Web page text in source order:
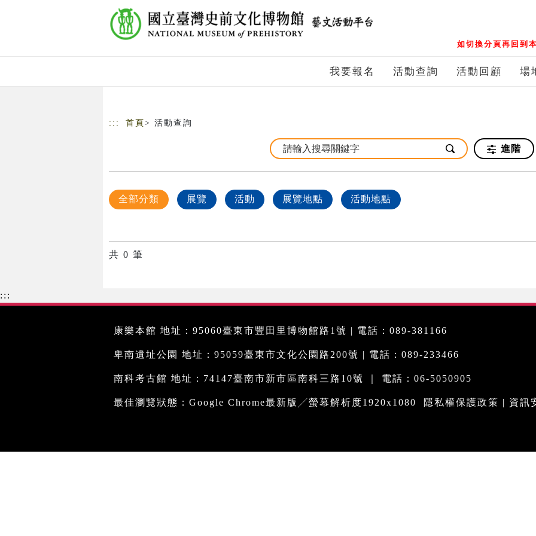
如切換分頁再回到
我要報名 活動查詢 活動回顧 場
::: 首頁 > 活動查詢
進階
全部分類 展覽 活動 展覽地點 活動地點
共 0 筆
:::
康樂本館 地址：95060臺東市豐田里博物館路1號 | 電話：089-381166
卑南遺址公園 地址：95059臺東市文化公園路200號 | 電話：089-233466
南科考古館 地址：74147臺南市新市區南科三路10號 ｜ 電話：06-5050905
最佳瀏覽狀態：Google Chrome最新版╱螢幕解析度1920x1080 隱私權保護政策 | 資訊